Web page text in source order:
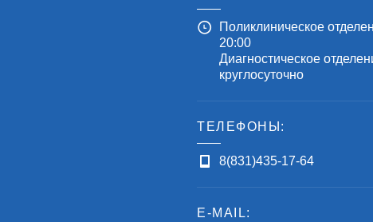
Поликлиническое
20:00
Диагностическое
круглосуточно
ТЕЛЕФОНЫ:
8(831)435-17-64
E-MAIL: